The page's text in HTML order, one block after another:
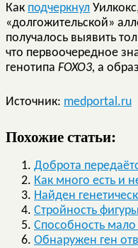
Как подчеркнул
«долгожительской»
получалось выявить
что первоочередное
генотипа FOXO3, а
Источник: medportal.ru
Похожие статьи:
Доброта
Как много есть и
Найден
Стройность
Способность мало
Обнаружен ген